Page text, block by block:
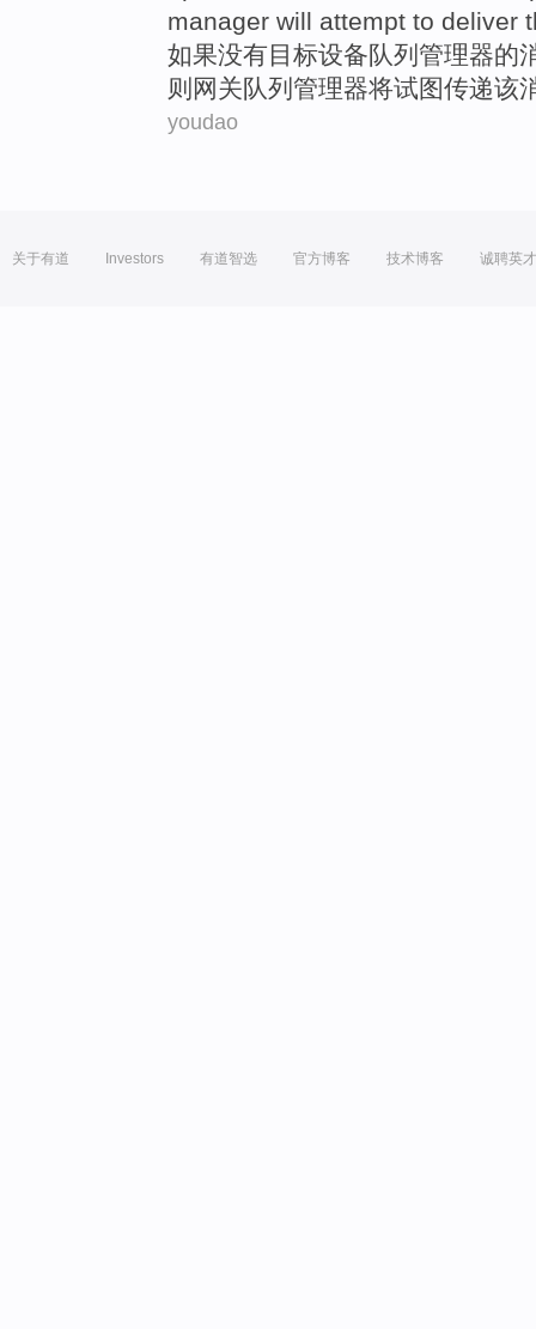
manager will attempt to deliver
如果没有目标设备队列管理器的
则网关队列管理器将试图传递该
youdao
关于有道 Investors 有道智选 官方博客 技术博客 诚聘英才